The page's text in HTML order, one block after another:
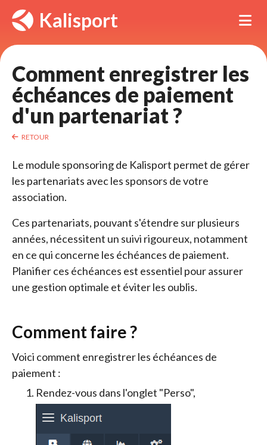
Kalisport
Comment enregistrer les
échéances de paiement
d'un partenariat ?
RETOUR
Le module sponsoring de Kalisport permet de gérer
les partenariats avec les sponsors de votre
association.
Ces partenariats, pouvant s'étendre sur plusieurs
années, nécessitent un suivi rigoureux, notamment
en ce qui concerne les échéances de paiement.
Planifier ces échéances est essentiel pour assurer
une gestion optimale et éviter les oublis.
Comment faire ?
Voici comment enregistrer les échéances de
paiement :
Rendez-vous dans l'onglet "Perso",